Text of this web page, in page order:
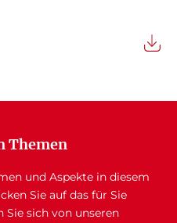
Themen
und Aspekte in diesem
Sie auf das für Sie
Sie sich von unseren